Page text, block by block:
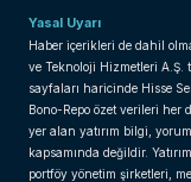
Yasal Uyarı
Haber içerikleri de dahil
ve Teknoloji Hizmetleri A.Ş.
sayfaları haricinde Hisse
Bono-Repo özet verileri her
yer alan yatırım bilgi,
kapsamında değildir.
portföy yönetim şirketleri,